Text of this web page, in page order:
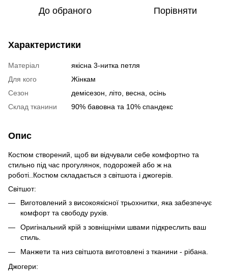
До обраного Порівняти
Характеристики
Матеріал
якісна 3-нитка петля
Для кого
Жінкам
Сезон
демісезон, літо, весна, осінь
Склад тканини
90% бавовна та 10% спандекс
Опис
Костюм створений, щоб ви відчували себе комфортно та
стильно під час прогулянок, подорожей або ж на
роботі..Костюм складається з світшота і джогерів.
Світшот:
Виготовлений з високоякісної трьохнитки, яка забезпечує
комфорт та свободу рухів.
Оригінальний крій з зовніщніми швами підкреслить ваш
стиль.
Манжети та низ світшота виготовлені з тканини - рібана.
Джогери: